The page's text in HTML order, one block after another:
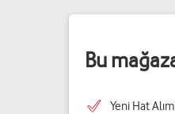
Bu
Yeni Hat